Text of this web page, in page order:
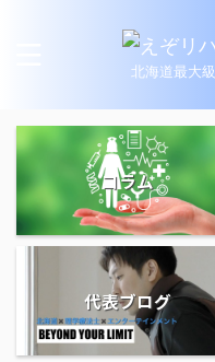
北海道最大
コラム
代表ブログ